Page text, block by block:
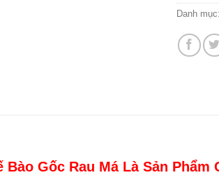
Danh mục:
Bào Gốc Rau Má Là Sản Phẩm